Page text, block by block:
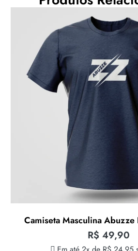
Camiseta Masculina
R$ 49,90